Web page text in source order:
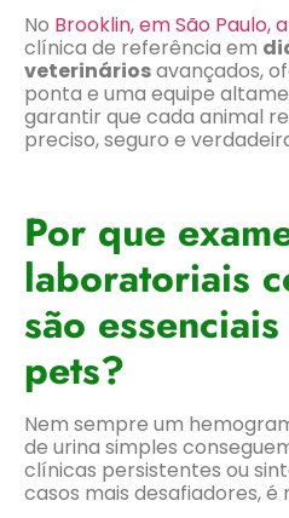
No Brooklin, em São Paulo,
clínica de referência em
veterináriosavançados,
ponta e uma equipe
garantir que cada animal
preciso, seguro e
Por que
laboratoriais
são
pets?
Nem sempre um
de urina simples
clínicas persistentes ou
casos mais desafiadores, é